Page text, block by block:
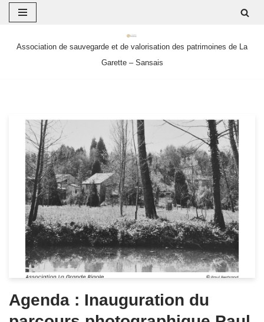
auAssociation de sauvegarde et de valorisation des patrimoines de La
Garette – Sansais
Agenda : Inauguration du